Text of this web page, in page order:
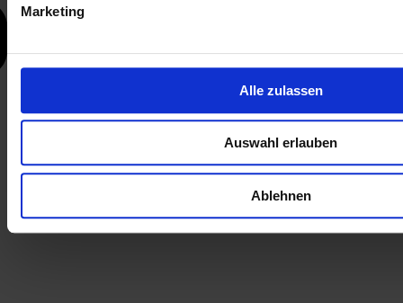
Marketing
Alle zulassen
Auswahl erlauben
Ablehnen